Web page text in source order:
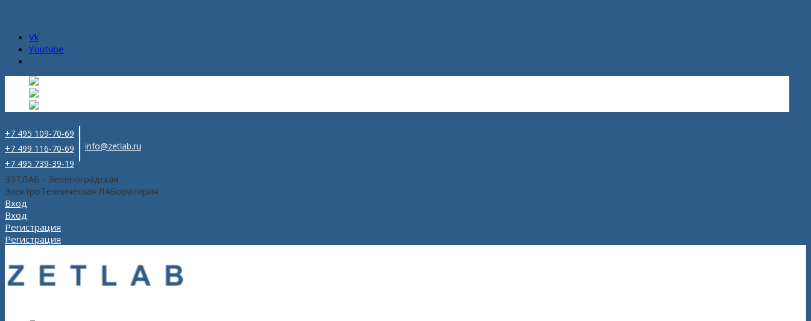
Vk
Youtube
+7 495 109-70-69
+7 499 116-70-69
+7 495 739-39-19
info@zetlab.ru
ЗЭТЛАБ - Зеленоградская
ЭлектроТехническая ЛАБоратория
Вход
Вход
Регистрация
Регистрация